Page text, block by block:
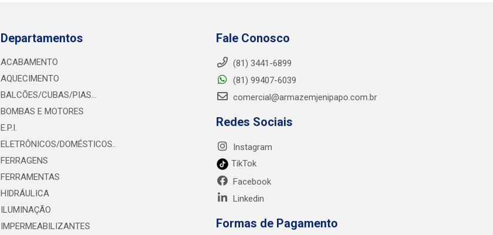
Departamentos
ACABAMENTO
AQUECIMENTO
BALCÕES/CUBAS/PIAS...
BOMBAS E MOTORES
E.P.I.
ELETRÔNICOS/DOMÉSTICOS..
FERRAGENS
FERRAMENTAS
HIDRÁULICA
ILUMINAÇÃO
IMPERMEABILIZANTES
Fale Conosco
(81) 3441-6899
(81) 99407-6039
comercial@armazemjenipapo.com.br
Redes Sociais
Instagram
TikTok
Facebook
Linkedin
Formas de Pagamento